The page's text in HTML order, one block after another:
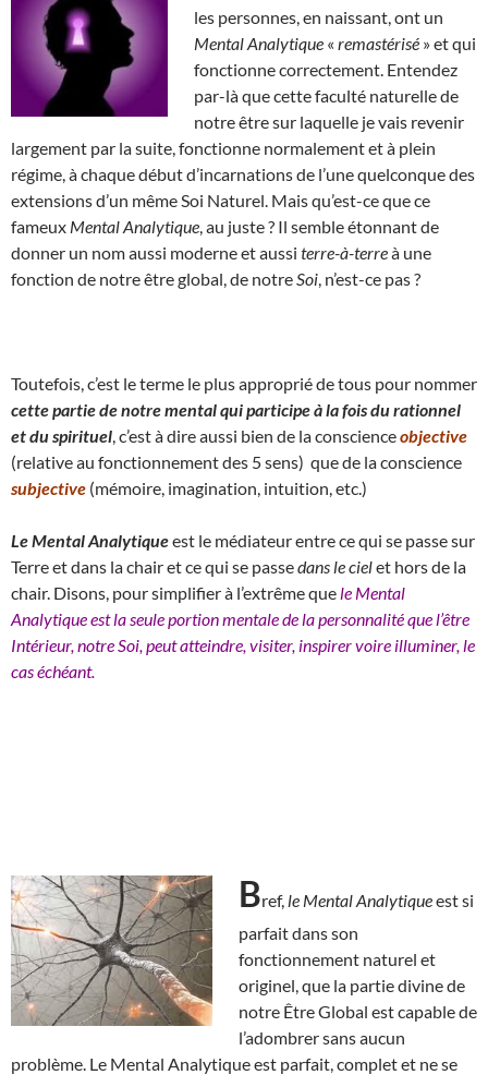
les personnes, en naissant, ont un
Mental Analytique « remastérisé » et qui
fonctionne correctement. Entendez
par-là que cette faculté naturelle de
notre être sur laquelle je vais revenir
largement par la suite, fonctionne normalement et à plein
régime, à chaque début d’incarnations de l’une quelconque des
extensions d’un même Soi Naturel. Mais qu’est-ce que ce
fameux Mental Analytique , au juste ? Il semble étonnant de
donner un nom aussi moderne et aussi terre-à-terreà une
fonction de notre être global, de notre Soi , n’est-ce pas ?
Toutefois, c’est le terme le plus approprié de tous pour nommer
cette partie de notre mental qui participe à la fois du rationnel
et du spirituel , c’est à dire aussi bien de la conscienceobjective
(relative au fonctionnement des 5 sens) que de la conscience
subjective (mémoire, imagination, intuition, etc.)
Le Mental Analytiqueest le médiateur entre ce qui se passe sur
Terre et dans la chair et ce qui se passedans le cielet hors de la
chair. Disons, pour simplifier à l’extrême que le Mental
Analytique est la seule portion mentale de la personnalité que l’être
Intérieur, notre Soi, peut atteindre, visiter, inspirer voire illuminer, le
cas échéant.
Bref, le Mental Analytiqueest si
parfait dans son
fonctionnement naturel et
originel, que la partie divine de
notre Être Global est capable de
l’adombrer sans aucun
problème. Le Mental Analytique est parfait, complet et ne se